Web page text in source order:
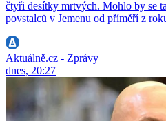
čtyři desítky mrtvých. Mohlo by se
povstalců v Jemenu od příměří z
Aktuálně.cz - Zprávy
dnes, 20:27